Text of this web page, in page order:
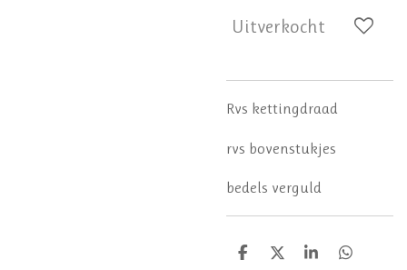
Uitverkocht
Rvs kettingdraad
rvs bovenstukjes
bedels verguld
D
D
S
D